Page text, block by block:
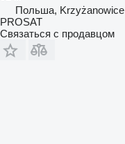
Польша, Krzyżanowice
PROSAT
Связаться с продавцом